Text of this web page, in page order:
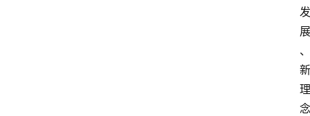
发
展
、
新
理
念